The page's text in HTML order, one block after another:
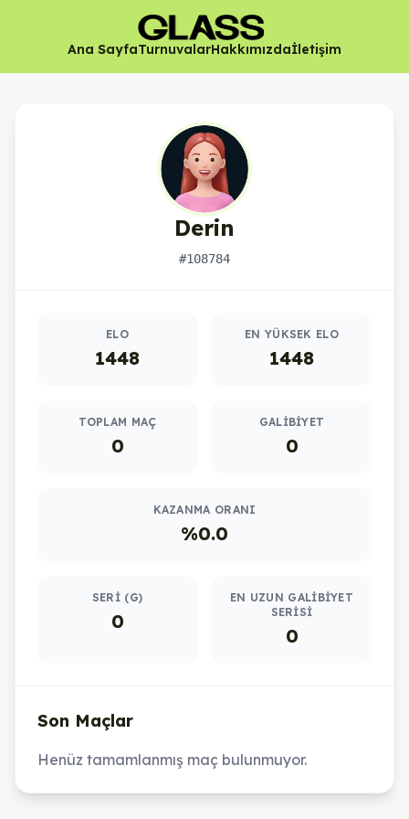
Ana SayfaTurnuvalarHakkımızdaİletişim
Derin
#108784
ELO
1448
EN YÜKSEK ELO
1448
TOPLAM MAÇ
0
GALIBIYET
0
KAZANMA ORANI
%0.0
SERI (G)
0
EN UZUN GALIBIYET
SERISI
0
Son Maçlar
Henüz tamamlanmış maç bulunmuyor.